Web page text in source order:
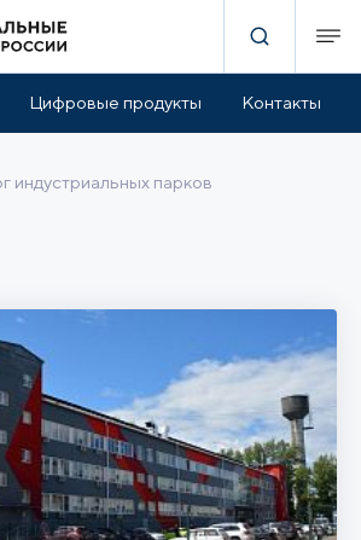
Цифровые продукты Контакты
индустриальных парков